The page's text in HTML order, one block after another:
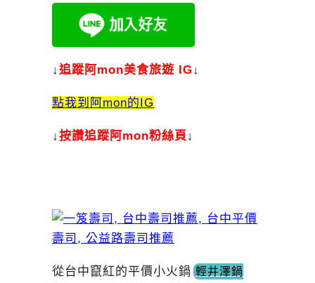
↓追蹤阿mon美食旅遊 IG↓
點我到阿mon的IG
↓按讚追蹤阿mon粉絲頁 ↓
從台中竄紅的平價小火鍋 輕井澤鍋